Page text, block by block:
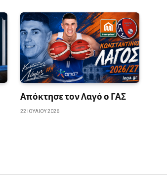
Απόκτησε τον Λαγό ο ΓΑΣ
22 ΙΟΥΛΊΟΥ 2026